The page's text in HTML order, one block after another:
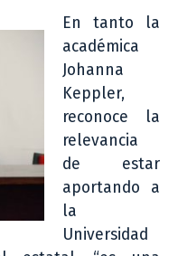
En tanto la
académica
Johanna
Keppler,
reconoce la
relevancia
de estar
aportando a
la
Universidad